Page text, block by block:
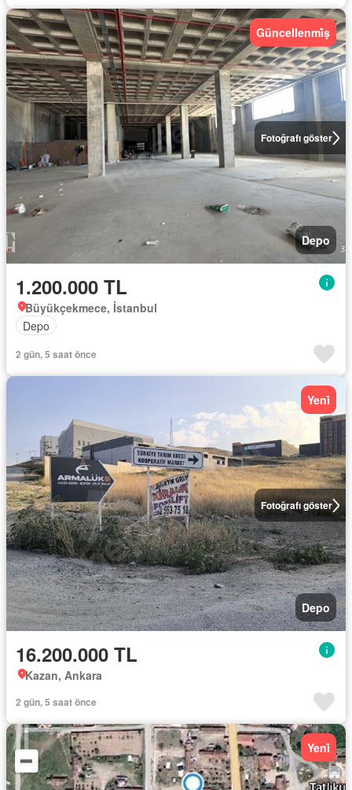
Fotoğrafı göster
Güncellenmi̇ş
Depo
1.200.000 TL
Büyükçekmece, İstanbul
Depo
2 gün, 5 saat önce
Fotoğrafı göster
Yeni̇
Depo
16.200.000 TL
Kazan, Ankara
2 gün, 5 saat önce
Yeni̇